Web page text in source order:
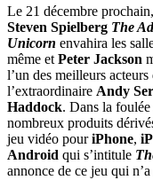
Le 21 décembre
Steven Spielberg The
Unicorn envahira les
même et Peter Jackson
l’un des meilleurs
l’extraordinaire Andy
Haddock. Dans la
nombreux produits
jeu vidéo pouriPhone,
Android qui s’intitule
annonce de ce jeu qui